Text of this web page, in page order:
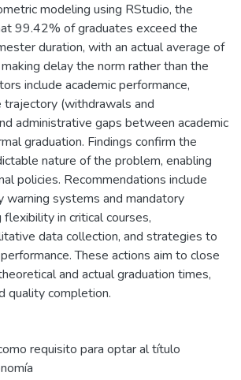
modeling using RStudio, the
99.42% of graduates exceed the
duration, with an actual average of
delay the norm rather than the
include academic performance,
trajectory (withdrawals and
administrative gaps between academic
graduation. Findings confirm the
nature of the problem, enabling
policies. Recommendations include
warning systems and mandatory
flexibility in critical courses,
data collection, and strategies to
These actions aim to close
and actual graduation times,
quality completion.
requisito para optar al título